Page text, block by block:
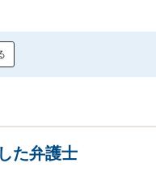
た弁護士